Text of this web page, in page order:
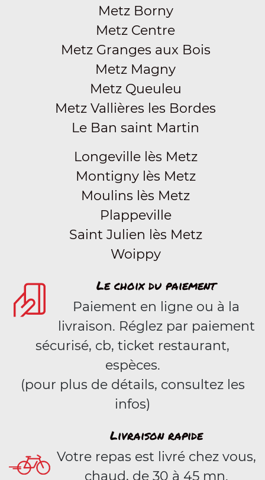
Metz Borny
Metz Centre
Metz Granges aux Bois
Metz Magny
Metz Queuleu
Metz Vallières les Bordes
Le Ban saint Martin
Longeville lès Metz
Montigny lès Metz
Moulins lès Metz
Plappeville
Saint Julien lès Metz
Woippy
Le choix du paiement
Paiement en ligne ou à la
livraison. Réglez par paiement
sécurisé, cb, ticket restaurant,
espèces.
(pour plus de détails, consultez les
infos)
Livraison rapide
Votre repas est livré chez vous,
chaud, de 30 à 45 mn.